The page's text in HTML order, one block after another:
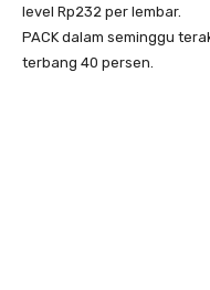
level Rp232 per lembar.
PACK dalam seminggu
terbang 40 persen.